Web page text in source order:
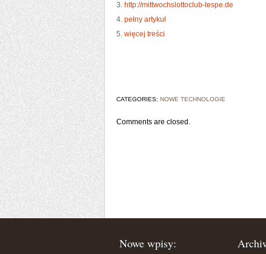
3. http://mittwochslottoclub-tespe.de
4. pełny artykuł
5. więcej treści
CATEGORIES: NOWE TECHNOLOGIE
Comments are closed.
Nowe wpisy: